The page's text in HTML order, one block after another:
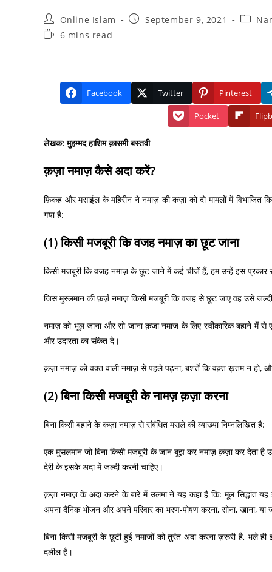
Post
author:
Online Islam
PostSeptember 9, 2021
Post
Reading6 mins read
Facebook Twitter Pinterest
Pocket
लेखक: मुहम्मद हाशिम क़ासमी बस्तवी
क़ज़ा नमाज़ कैसे अदा करें?
फ़िक़ह और मसाईल के महिरीन ने नमाज़ की क़ज़ा को दो मामलों में
गया है:
(1) किसी मजबूरी कि वजह नमाज़ का छूट जाना
किसी मजबूरी कि वजह नमाज़ के छूट जाने में कई चीजें हैं, हम उन्हें इस प्रकार
जिस मुस्लमान की फ़र्ज़ नमाज़ किसी मजबूरी कि वजह से छूट जाए वह उसे
नमाज़ को भूल जाना और सो जाना क़ज़ा नमाज़ के लिए स्वीकारिक बहाने में
और उदारता का संकेत दे।
क़ज़ा नमाज़ को वक़्त वाली नमाज़ से पहले पढ़ना, बशर्ते कि वक़्त ख़तम न हो,
(2) बिना किसी मजबूरी के नामज़ क़ज़ा करना
बिना किसी बहाने के क़ज़ा नमाज़ से संबंधित मसले की व्याख्या निम्नलिखित है:
एक मुसलमान जो बिना किसी मजबूरी के जान बूझ कर नमाज़ क़ज़ा कर देता है
देरी के इसके अदा में जल्दी करनी चाहिए।
क़ज़ा नमाज़ के अदा करने के बारे में उलमा ने यह कहा है कि: मूल सिद्धांत
अपना दैनिक भोजन और अपने परिवार का भरण-पोषण करना, सोना, खाना,
बिना किसी मजबूरी के छूटी हुई नमाज़ों को तुरंत अदा करना ज़रूरी है, भले
दलील है।